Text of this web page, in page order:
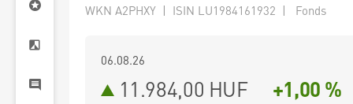
WKN A2PHXY | ISIN LU1984161932 | Fonds
06.08.26
11.984,00 HUF
+1,00 %